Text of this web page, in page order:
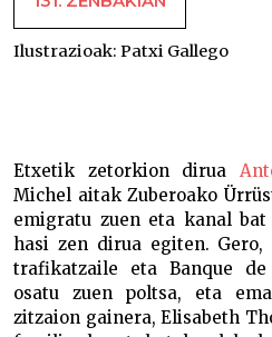
Ilustrazioak: Patxi Gallego
Etxetik zetorkion dirua
Michel aitak Zuberoako
emigratu zuen eta kanal
hasi zen dirua egiten.
trafikatzaile eta Banque
osatu zuen poltsa, eta
zitzaion gainera, Elisabeth